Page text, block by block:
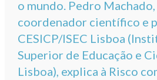
o mundo. Pedro Machado,
coordenador científico e
CESICP/ISEC Lisboa
Superior de Educação e
Lisboa), explica à Risco